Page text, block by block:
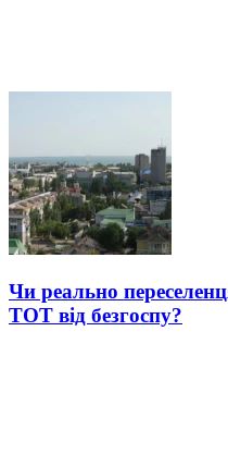
Чи реально
ТОТ від безгоспу?